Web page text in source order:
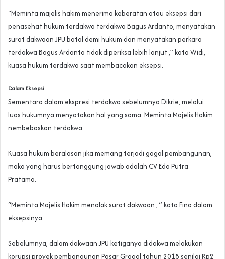
“Meminta majelis hakim menerima keberatan atau eksepsi dari
penasehat hukum terdakwa terdakwa Bagus Ardanto, menyatakan
surat dakwaan JPU batal demi hukum dan menyatakan perkara
terdakwa Bagus Ardanto tidak diperiksa lebih lanjut ,” kata Widi,
kuasa hukum terdakwa saat membacakan eksepsi.
Dalam Eksepsi
Sementara dalam ekspresi terdakwa sebelumnya Dikrie, melalui
luas hukumnya menyatakan hal yang sama. Meminta Majelis Hakim
nembebaskan terdakwa.
Kuasa hukum beralasan jika memang terjadi gagal pembangunan,
maka yang harus bertanggung jawab adalah CV Edo Putra
Pratama.
“Meminta Majelis Hakim menolak surat dakwaan , ” kata Fina dalam
eksepsinya.
Sebelumnya, dalam dakwaan JPU ketiganya didakwa melakukan
korupsi proyek pembangunan Pasar Grogol tahun 2018 senilai Rp2